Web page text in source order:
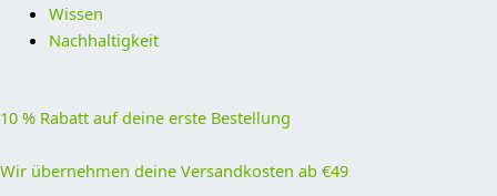
Wissen
Nachhaltigkeit
10 % Rabatt auf deine erste Bestellung
Wir übernehmen deine Versandkosten ab €49